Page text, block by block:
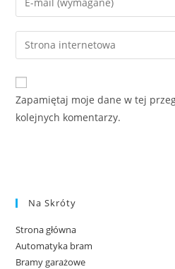
Zapamiętaj moje dane w tej
kolejnych komentarzy.
Na Skróty
Strona główna
Automatyka bram
Bramy garażowe